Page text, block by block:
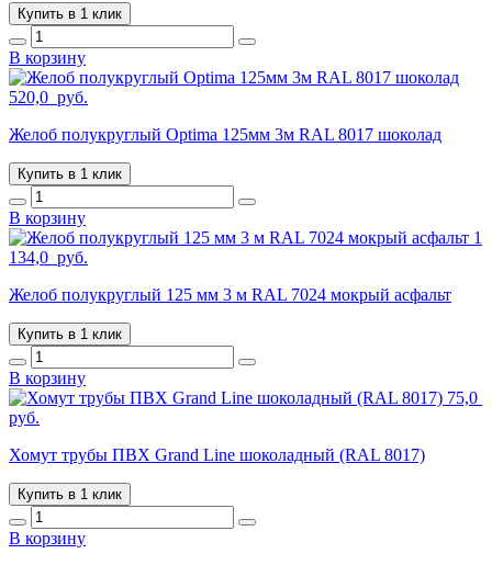
Купить в 1 клик
В корзину
520,0 руб.
Желоб полукруглый Optima 125мм 3м RAL 8017 шоколад
Купить в 1 клик
В корзину
1
134,0 руб.
Желоб полукруглый 125 мм 3 м RAL 7024 мокрый асфальт
Купить в 1 клик
В корзину
75,0
руб.
Хомут трубы ПВХ Grand Line шоколадный (RAL 8017)
Купить в 1 клик
В корзину